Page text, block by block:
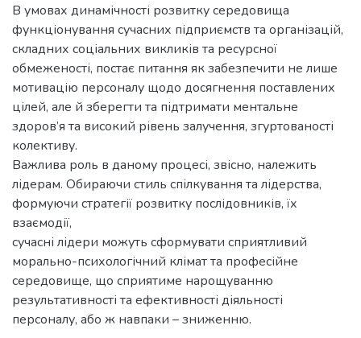
В умовах динамічності розвитку середовища
функціонування сучасних підприємств та організацій,
складних соціальних викликів та ресурсної
обмеженості, постає питання як забезпечити не лише
мотивацію персоналу щодо досягнення поставлених
цілей, але й зберегти та підтримати ментальне
здоров’я та високий рівень залучення, згуртованості
колективу.
Важлива роль в даному процесі, звісно, належить
лідерам. Обираючи стиль спілкування та лідерства,
формуючи стратегії розвитку послідовників, їх
взаємодії,
сучасні лідери можуть сформувати сприятливий
морально-психологічний клімат та професійне
середовище, що сприятиме нарощуванню
результативності та ефективності діяльності
персоналу, або ж навпаки – зниженню.